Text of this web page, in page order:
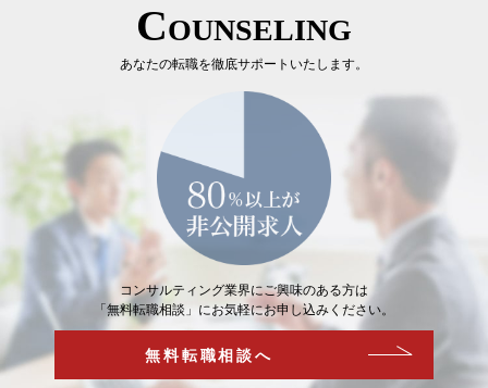
Counseling
あなたの転職を徹底サポートいたします。
コンサルティング業界にご興味のある方は
「無料転職相談」にお気軽にお申し込みください。
無料転職相談へ